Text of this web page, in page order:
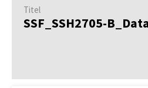
Titel
SSF_SSH2705-